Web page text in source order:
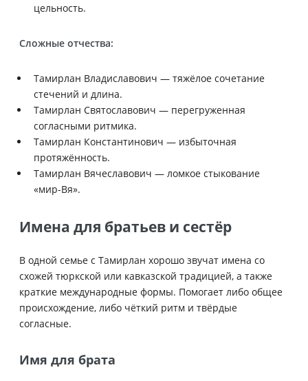
цельность.
Сложные отчества:
Тамирлан Владиславович — тяжёлое сочетание
стечений и длина.
Тамирлан Святославович — перегруженная
согласными ритмика.
Тамирлан Константинович — избыточная
протяжённость.
Тамирлан Вячеславович — ломкое стыкование
«мир-Вя».
Имена для братьев и сестёр
В одной семье с Тамирлан хорошо звучат имена со
схожей тюркской или кавказской традицией, а также
краткие международные формы. Помогает либо общее
происхождение, либо чёткий ритм и твёрдые
согласные.
Имя для брата